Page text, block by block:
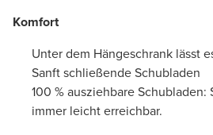
Komfort
Unter dem Hängeschrank lässt
Sanft schließende Schubladen
100 % ausziehbare Schubladen:
immer leicht erreichbar.